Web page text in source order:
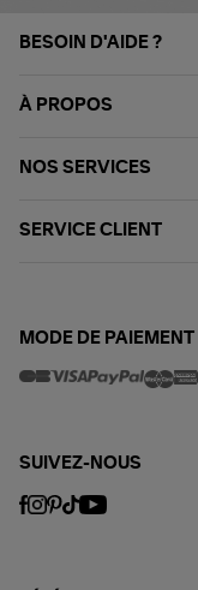
BESOIN D'AIDE ?
À PROPOS
NOS SERVICES
SERVICE CLIENT
MODE DE PAIEMENT
SUIVEZ-NOUS